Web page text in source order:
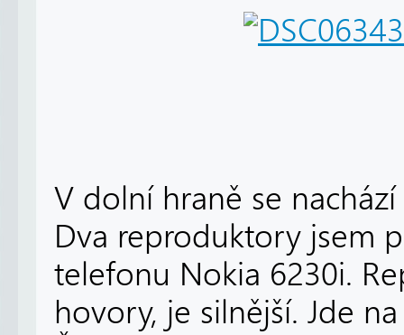
V dolní hraně se
Dva reproduktory jsem
telefonu Nokia 6230i.
hovory, je silnější. Jde